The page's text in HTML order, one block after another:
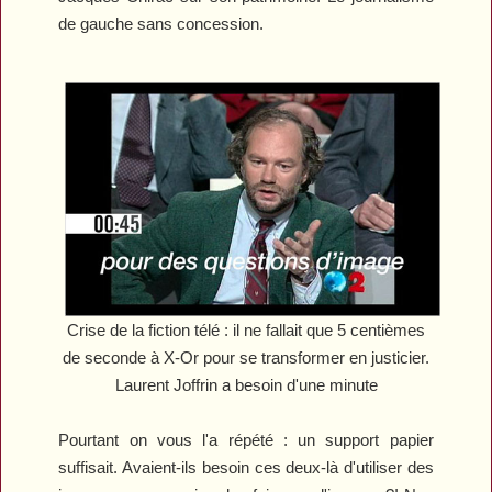
de gauche sans concession.
Crise de la fiction télé : il ne fallait que 5 centièmes
de seconde à X-Or pour se transformer en justicier.
Laurent Joffrin a besoin d'une minute
Pourtant on vous l'a répété : un support papier
suffisait. Avaient-ils besoin ces deux-là d'utiliser des